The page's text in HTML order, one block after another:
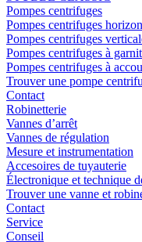
Pompes centrifuges
Pompes centrifuges
Pompes centrifuges
Pompes centrifuges à
Pompes centrifuges à
Trouver une pompe
Contact
Robinetterie
Vannes d’arrêt
Vannes de régulation
Mesure et instrumentation
Accesoires de tuyauterie
Électronique et technique
Trouver une vanne et
Contact
Service
Conseil